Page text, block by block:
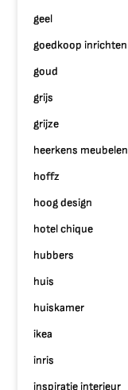
geel
goedkoop inrichten
goud
grijs
grijze
heerkens meubelen
hoffz
hoog design
hotel chique
hubbers
huis
huiskamer
ikea
inris
inspiratie interieur